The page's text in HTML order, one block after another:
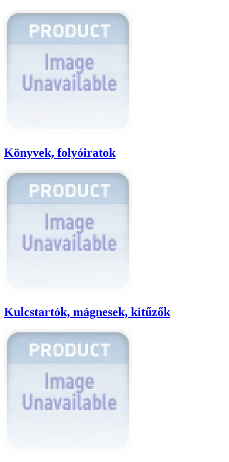
Könyvek, folyóiratok
Kulcstartók, mágnesek, kitűzők